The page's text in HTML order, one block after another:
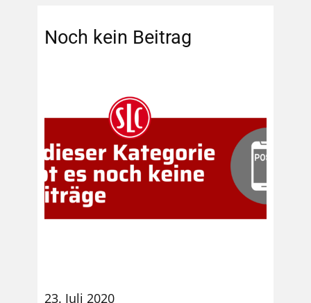
Noch kein Beitrag
23. Juli 2020